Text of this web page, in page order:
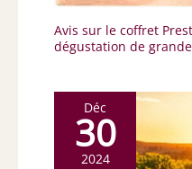
Avis sur le coffret
dégustation de
Déc
30
2024